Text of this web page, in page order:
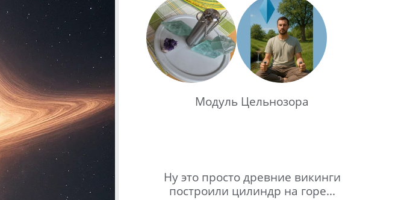
Модуль Цельнозора
Ну это просто древние викинги
построили цилиндр на горе...